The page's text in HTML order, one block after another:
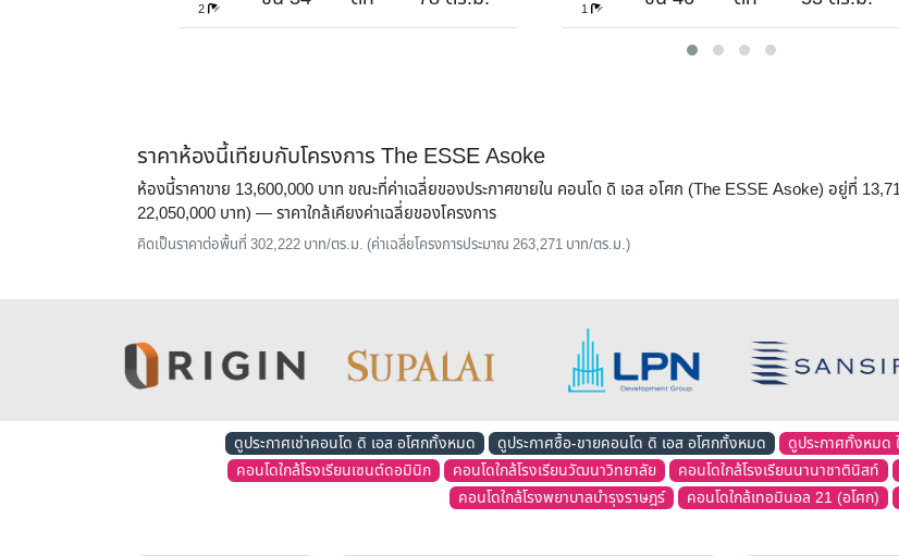
2
1
ราคาห้องนี้เทียบกับโครงการ The ESSE Asoke
ห้องนี้ราคาขาย 13,600,000 บาท ขณะที่ค่าเฉลี่ยของประกาศขายใน คอนโด ดิ เอส อโศก (The ESSE Asoke) อยู่ที่
22,050,000 บาท) — ราคาใกล้เคียงค่าเฉลี่ยของโครงการ
คิดเป็นราคาต่อพื้นที่ 302,222 บาท/ตร.ม. (ค่าเฉลี่ยโครงการประมาณ 263,271 บาท/ตร.ม.)
ดูประกาศเช่าคอนโด ดิ เอส อโศกทั้งหมด ดูประกาศซื้อ-ขายคอนโด ดิ เอส อโศกทั้งหมด
ดูประกาศทั้งหมด
คอนโดใกล้โรงเรียนเซนต์ดอมินิก
คอนโดใกล้โรงเรียนวัฒนาวิทยาลัย คอนโดใกล้โรงเรียนนานาชาตินิสท์
คอนโดใกล้โรงพยาบาลบำรุงราษฎร์
คอนโดใกล้เทอมินอล 21 (อโศก)